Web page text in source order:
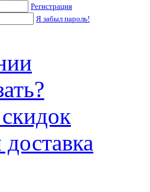
Регистрация
Я забыл пароль!